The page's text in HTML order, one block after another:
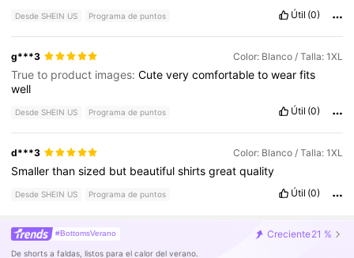
Desde SHEIN US Programa de puntos Útil (0)
g***3 Color: Blanco / Talla: 1XL
True to product images:Cuteverycomfortabletowearfits
well
Desde SHEIN US Programa de puntos Útil (0)
d***3 Color: Blanco / Talla: 1XL
Smallerthansized but beautifulshirtsgreatquality
Desde SHEIN US Programa de puntos Útil (0)
#BottomsVerano Creciente21 %
De shorts a faldas, listos para el calor del verano.